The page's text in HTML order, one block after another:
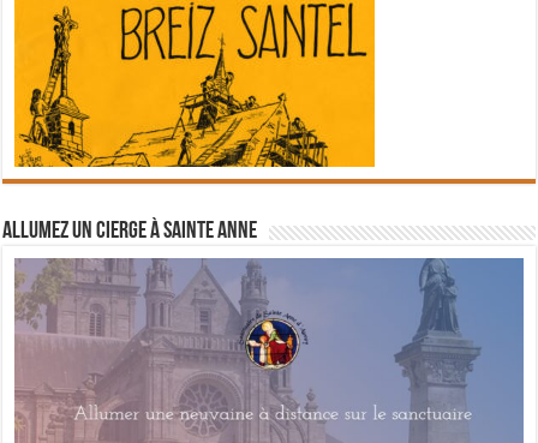
Allumez un cierge à Sainte Anne